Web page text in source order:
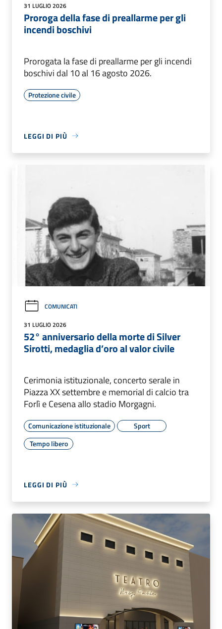
31 LUGLIO 2026
Proroga della fase di preallarme per gli
incendi boschivi
Prorogata la fase di preallarme per gli incendi
boschivi dal 10 al 16 agosto 2026.
Protezione civile
LEGGI DI PIÙ
COMUNICATI
31 LUGLIO 2026
52° anniversario della morte di Silver
Sirotti, medaglia d’oro al valor civile
Cerimonia istituzionale, concerto serale in
Piazza XX settembre e memorial di calcio tra
Forlì e Cesena allo stadio Morgagni.
Comunicazione istituzionale
Sport
Tempo libero
LEGGI DI PIÙ